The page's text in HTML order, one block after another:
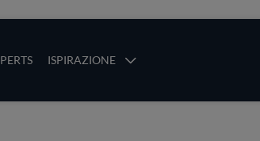
ISPIRAZIONE